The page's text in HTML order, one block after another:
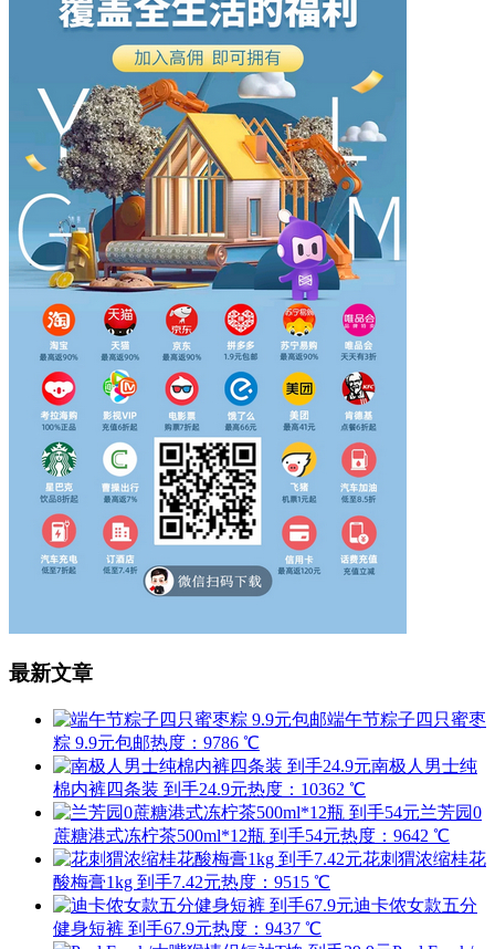
最新文章
端午节粽子四只蜜枣
粽 9.9元包邮热度：9786 ℃
南极人男士纯
棉内裤四条装 到手24.9元热度：10362 ℃
兰芳园0
蔗糖港式冻柠茶500ml*12瓶 到手54元热度：9642 ℃
花刺猬浓缩桂花
酸梅膏1kg 到手7.42元热度：9515 ℃
迪卡侬女款五分
健身短裤 到手67.9元热度：9437 ℃